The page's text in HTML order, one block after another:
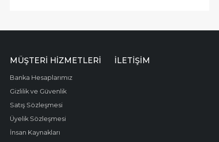
MÜŞTERI HIZMETLERI
Banka Hesaplarımız
Gizlilik ve Güvenlik
Satış Sözleşmesi
Üyelik Sözleşmesi
İnsan Kaynakları
İLETIŞIM